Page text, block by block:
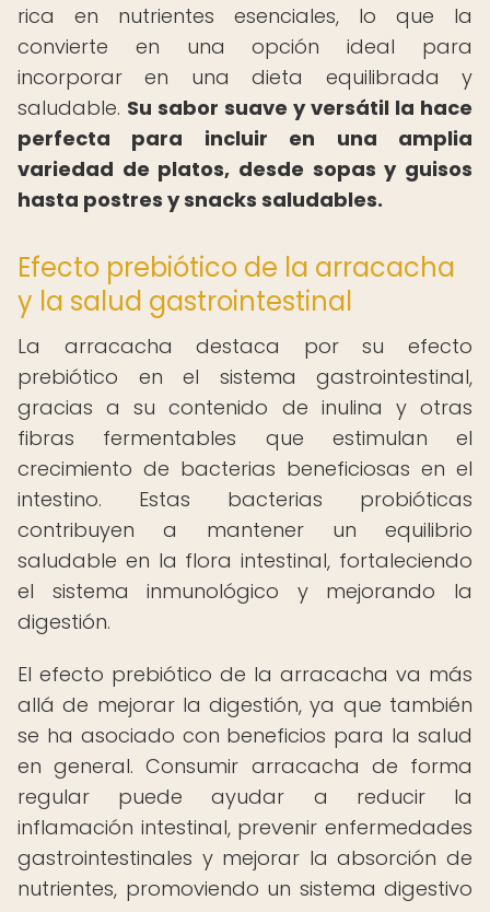
rica en nutrientes esenciales, lo que la
convierte en una opción ideal para
incorporar en una dieta equilibrada y
saludable. Su sabor suave y versátil la hace
perfecta para incluir en una amplia
variedad de platos, desde sopas y guisos
hasta postres y snacks saludables.
Efecto prebiótico de la arracacha
y la salud gastrointestinal
La arracacha destaca por su efecto
prebiótico en el sistema gastrointestinal,
gracias a su contenido de inulina y otras
fibras fermentables que estimulan el
crecimiento de bacterias beneficiosas en el
intestino. Estas bacterias probióticas
contribuyen a mantener un equilibrio
saludable en la flora intestinal, fortaleciendo
el sistema inmunológico y mejorando la
digestión.
El efecto prebiótico de la arracacha va más
allá de mejorar la digestión, ya que también
se ha asociado con beneficios para la salud
en general. Consumir arracacha de forma
regular puede ayudar a reducir la
inflamación intestinal, prevenir enfermedades
gastrointestinales y mejorar la absorción de
nutrientes, promoviendo un sistema digestivo